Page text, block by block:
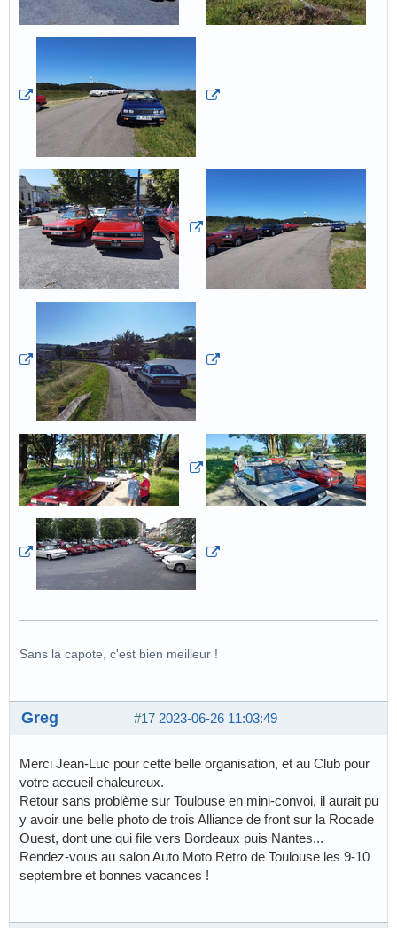
Sans la capote, c'est bien meilleur !
#17 2023-06-26 11:03:49
Greg
Merci Jean-Luc pour cette belle organisation, et au Club pour
votre accueil chaleureux.
Retour sans problème sur Toulouse en mini-convoi, il aurait pu
y avoir une belle photo de trois Alliance de front sur la Rocade
Ouest, dont une qui file vers Bordeaux puis Nantes...
Rendez-vous au salon Auto Moto Retro de Toulouse les 9-10
septembre et bonnes vacances !